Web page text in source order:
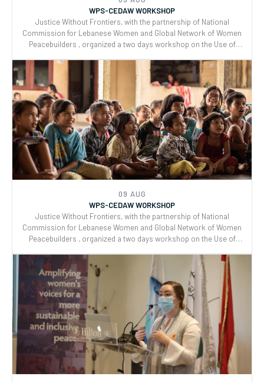
WPS-CEDAW WORKSHOP
Justice Without Frontiers, with the partnership of National
Commission for Lebanese Women and Global Network of Women
Peacebuilders , organized a two days workshop on the Use of
Reporting and Joint implementation of the Women, Peace, and
Security (WPS) and Youth, Peace, and Security (YPS) resolutions,
and CEDAW.
09 AUG
WPS-CEDAW WORKSHOP
Justice Without Frontiers, with the partnership of National
Commission for Lebanese Women and Global Network of Women
Peacebuilders , organized a two days workshop on the Use of
Reporting and Joint implementation of the Women, Peace, and
Security (WPS) and Youth, Peace, and Security (YPS) resolutions,
and CEDAW.